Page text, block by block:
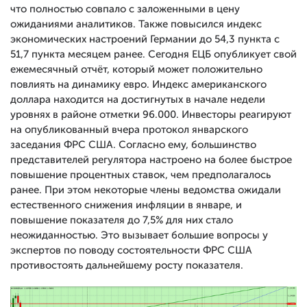
что полностью совпало с заложенными в цену
ожиданиями аналитиков. Также повысился индекс
экономических настроений Германии до 54,3 пункта с
51,7 пункта месяцем ранее. Сегодня ЕЦБ опубликует свой
ежемесячный отчёт, который может положительно
повлиять на динамику евро. Индекс американского
доллара находится на достигнутых в начале недели
уровнях в районе отметки 96.000. Инвесторы реагируют
на опубликованный вчера протокол январского
заседания ФРС США. Согласно ему, большинство
представителей регулятора настроено на более быстрое
повышение процентных ставок, чем предполагалось
ранее. При этом некоторые члены ведомства ожидали
естественного снижения инфляции в январе, и
повышение показателя до 7,5% для них стало
неожиданностью. Это вызывает большие вопросы у
экспертов по поводу состоятельности ФРС США
противостоять дальнейшему росту показателя.